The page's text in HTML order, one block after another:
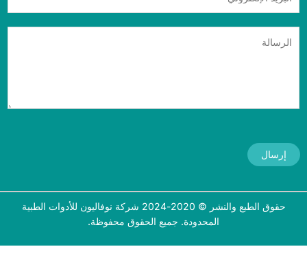
إرسال
حقوق الطبع والنشر © 2020-2024 شركة نوفاليون للأدوات الطبية
المحدودة. جميع الحقوق محفوظة.